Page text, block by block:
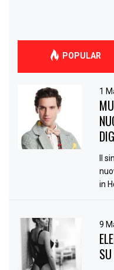
POPULAR
1
Il
in
9